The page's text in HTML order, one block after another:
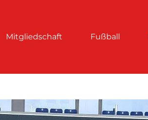
Mitgliedschaft Fußball